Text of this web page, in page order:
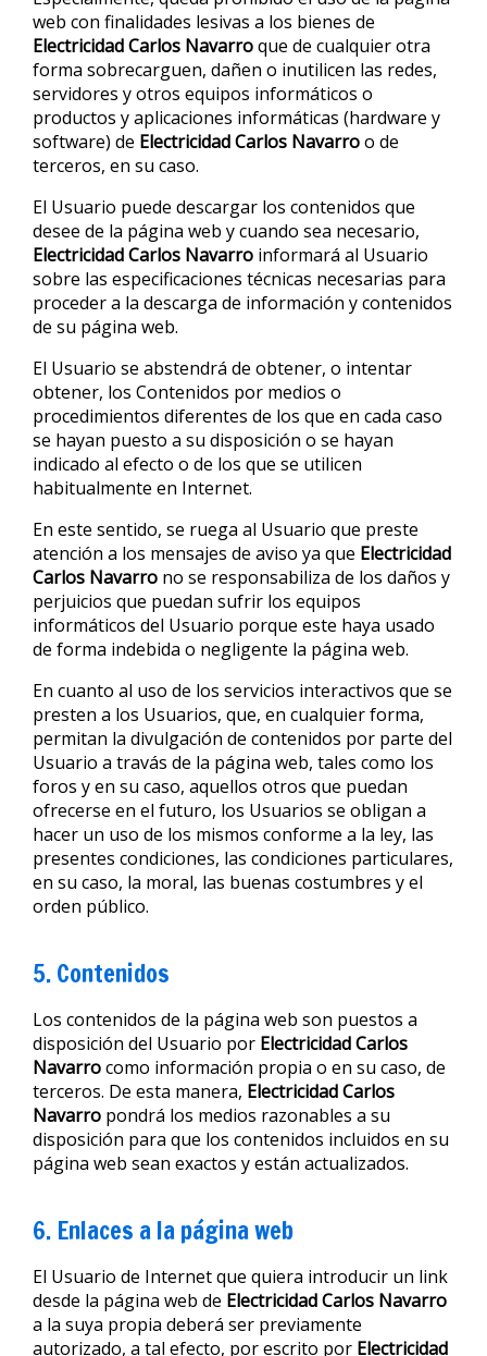
web con finalidades lesivas a los bienes de
Electricidad Carlos Navarroque de cualquier otra
forma sobrecarguen, dañen o inutilicen las redes,
servidores y otros equipos informáticos o
productos y aplicaciones informáticas (hardware y
software) de Electricidad Carlos Navarroo de
terceros, en su caso.
El Usuario puede descargar los contenidos que
desee de la página web y cuando sea necesario,
Electricidad Carlos Navarro informará al Usuario
sobre las especificaciones técnicas necesarias para
proceder a la descarga de información y contenidos
de su página web.
El Usuario se abstendrá de obtener, o intentar
obtener, los Contenidos por medios o
procedimientos diferentes de los que en cada caso
se hayan puesto a su disposición o se hayan
indicado al efecto o de los que se utilicen
habitualmente en Internet.
En este sentido, se ruega al Usuario que preste
atención a los mensajes de aviso ya que Electricidad
Carlos Navarro no se responsabiliza de los daños y
perjuicios que puedan sufrir los equipos
informáticos del Usuario porque este haya usado
de forma indebida o negligente la página web.
En cuanto al uso de los servicios interactivos que se
presten a los Usuarios, que, en cualquier forma,
permitan la divulgación de contenidos por parte del
Usuario a travás de la página web, tales como los
foros y en su caso, aquellos otros que puedan
ofrecerse en el futuro, los Usuarios se obligan a
hacer un uso de los mismos conforme a la ley, las
presentes condiciones, las condiciones particulares,
en su caso, la moral, las buenas costumbres y el
orden público.
5. Contenidos
Los contenidos de la página web son puestos a
disposición del Usuario por Electricidad Carlos
Navarrocomo información propia o en su caso, de
terceros. De esta manera, Electricidad Carlos
Navarro pondrá los medios razonables a su
disposición para que los contenidos incluidos en su
página web sean exactos y están actualizados.
6. Enlaces a la página web
El Usuario de Internet que quiera introducir un link
desde la página web de Electricidad Carlos Navarro
a la suya propia deberá ser previamente
autorizado, a tal efecto, por escrito por Electricidad